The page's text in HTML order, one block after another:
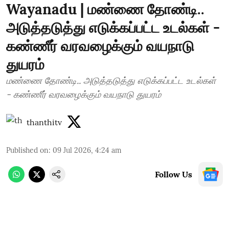
Wayanadu | மண்ணை தோண்டி..
அடுத்தடுத்து எடுக்கப்பட்ட உடல்கள் -
கண்ணீர் வரவழைக்கும் வயநாடு
துயரம்
மண்ணை தோண்டி.. அடுத்தடுத்து எடுக்கப்பட்ட உடல்கள்
- கண்ணீர் வரவழைக்கும் வயநாடு துயரம்
thanthitv
Published on: 09 Jul 2026, 4:24 am
Follow Us